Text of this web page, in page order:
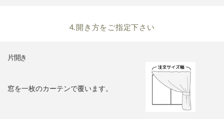
4.開き方をご指定下さい
片開き
窓を一枚のカーテンで覆います。